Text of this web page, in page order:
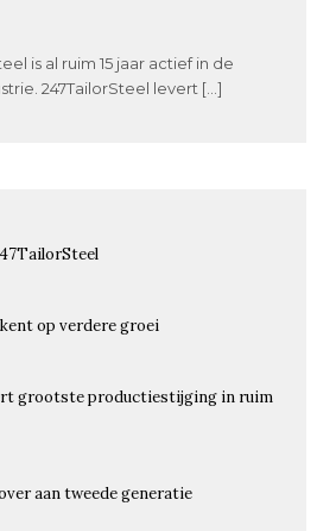
is al ruim 15 jaar actief in de
247TailorSteel levert […]
op verdere groei
grootste productiestijging in ruim
aan tweede generatie